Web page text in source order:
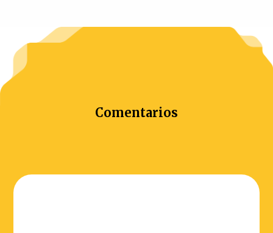
Comentarios